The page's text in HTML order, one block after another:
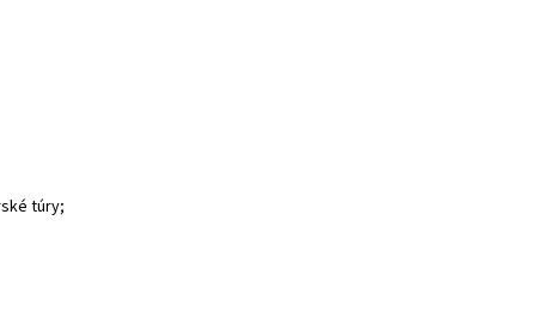
túry;